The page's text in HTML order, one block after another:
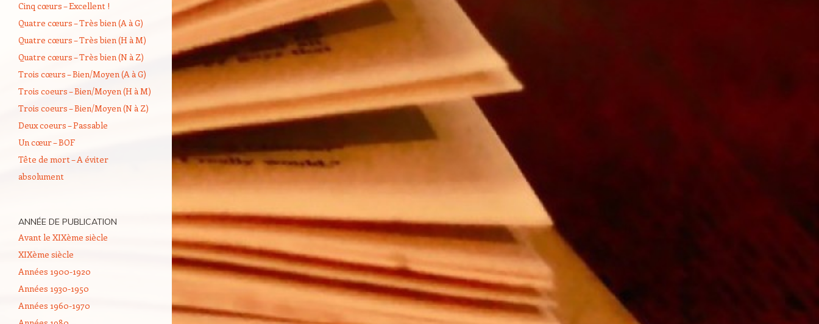
Cinq cœurs – Excellent !
Quatre cœurs – Très bien (A à G)
Quatre cœurs – Très bien (H à M)
Quatre cœurs – Très bien (N à Z)
Trois cœurs – Bien/Moyen (A à G)
Trois coeurs – Bien/Moyen (H à M)
Trois coeurs – Bien/Moyen (N à Z)
Deux coeurs – Passable
Un cœur – BOF
Tête de mort – A éviter
absolument
ANNÉE DE PUBLICATION
Avant le XIXème siècle
XIXème siècle
Années 1900-1920
Années 1930-1950
Années 1960-1970